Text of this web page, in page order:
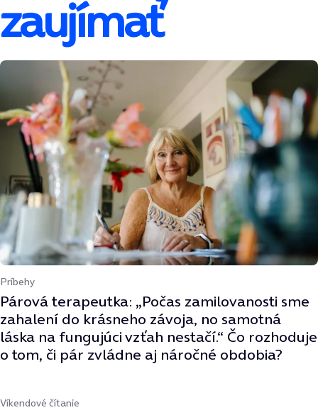
zaujímať
Príbehy
Párová terapeutka: „Počas zamilovanosti sme
zahalení do krásneho závoja, no samotná
láska na fungujúci vzťah nestačí.“ Čo rozhoduje
o tom, či pár zvládne aj náročné obdobia?
Víkendové čítanie